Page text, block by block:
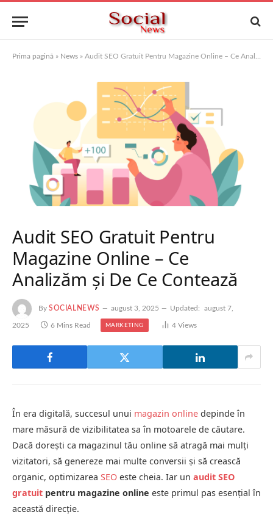
Prima pagină » News » Audit SEO Gratuit Pentru Magazine Online – Ce Analizăm și De Ce Contează
Audit SEO Gratuit Pentru
Magazine Online – Ce
Analizăm și De Ce Contează
By SOCIALNEWS august 3, 2025 Updated: august 7,
2025 6 Mins Read MARKETING 4 Views
În era digitală, succesul unui magazin online depinde în
mare măsură de vizibilitatea sa în motoarele de căutare.
Dacă dorești ca magazinul tău online să atragă mai mulți
vizitatori, să genereze mai multe conversii și să crească
organic, optimizarea SEO este cheia. Iar un audit SEO
gratuit pentru magazine online este primul pas esențial în
această direcție.